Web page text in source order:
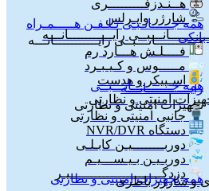
هــنـدزفـــــــــری
شارژر وایـرلس
همه جـــــانـبـی تـلـفـن هـــــمـراه
رایـــــــــــانـــه
جــــــــــانـــبــی رایـــــــــــانـــه
فــــلـش هـــارد رم
مـــــوس و کـیـبـرد
اسـپیکر و هدست
همه جــــــــــانـــبــی
رایـــــــــــانـــه
امنیتی و نظارتی
تجهیزات امنیتی و نظارتی
جانبی امنیتی و نظارتی
دستگاه NVR/DVR
دوربــــــــیـن کابـلـی
دوربـیـن بـیـســـیـم
دزدگـــــــــــــــــــــــیـر
همه تجهیزات امنیتی و نظارتی
و شارژر باطری